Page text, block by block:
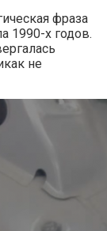
фраза
1990-х годов.
не